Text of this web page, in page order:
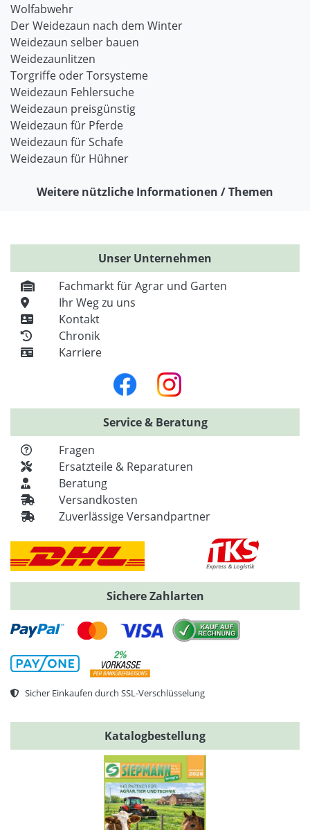
Wolfabwehr
Der Weidezaun nach dem Winter
Weidezaun selber bauen
Weidezaunlitzen
Torgriffe oder Torsysteme
Weidezaun Fehlersuche
Weidezaun preisgünstig
Weidezaun für Pferde
Weidezaun für Schafe
Weidezaun für Hühner
Weitere nützliche Informationen / Themen
Unser Unternehmen
Fachmarkt für Agrar und Garten
Ihr Weg zu uns
Kontakt
Chronik
Karriere
Service & Beratung
Fragen
Ersatzteile & Reparaturen
Beratung
Versandkosten
Zuverlässige Versandpartner
Sichere Zahlarten
Sicher Einkaufen durch SSL-Verschlüsselung
Katalogbestellung